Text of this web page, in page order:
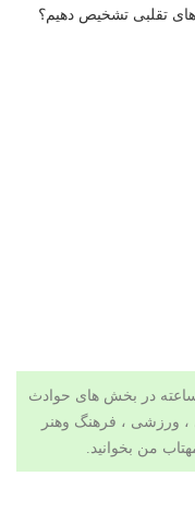
تقلبی تشخیص دهیم؟
اخبار و مهم ترین رویدادهای ۲۴ ساعته در بخش های حوادث
، ورزشی ، فرهنگ وهنر
من بخوانید.